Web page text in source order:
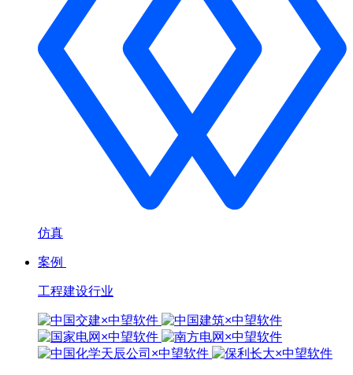
仿真
案例
工程建设行业